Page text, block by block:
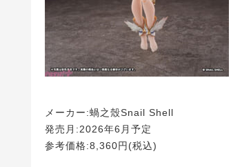
メーカー:蝸之殼Snail Shell
発売月:2026年6月予定
参考価格:8,360円(税込)